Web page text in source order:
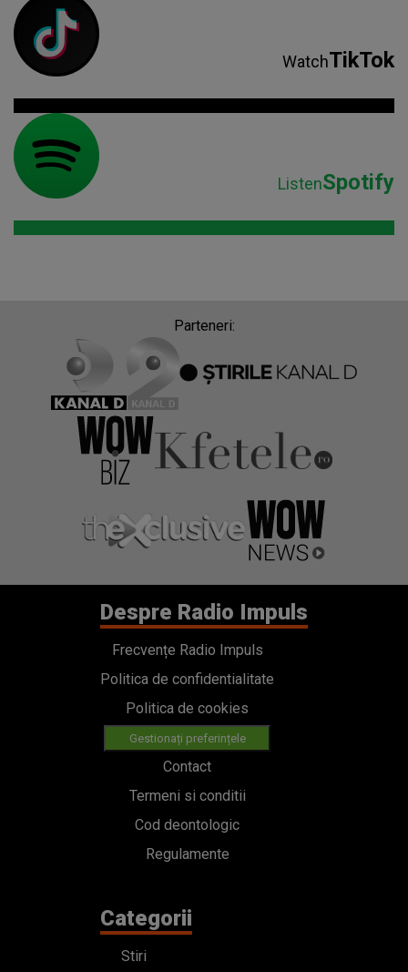
WatchTikTok
ListenSpotify
Parteneri:
Despre Radio Impuls
Frecvențe Radio Impuls
Politica de confidentialitate
Politica de cookies
Gestionați preferințele
Contact
Termeni si conditii
Cod deontologic
Regulamente
Categorii
Stiri